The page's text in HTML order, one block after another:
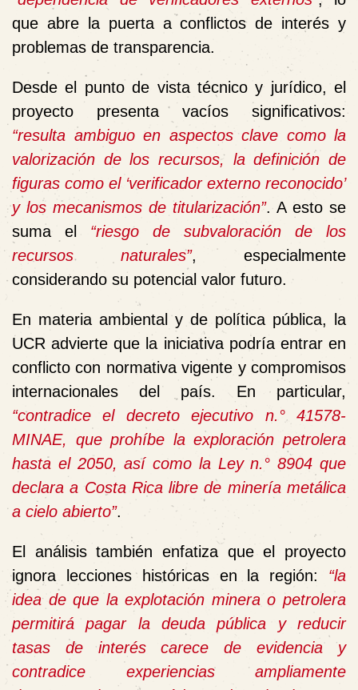
que abre la puerta a conflictos de interés y
problemas de transparencia.
Desde el punto de vista técnico y jurídico, el
proyecto presenta vacíos significativos:
“resulta ambiguo en aspectos clave como la
valorización de los recursos, la definición de
figuras como el ‘verificador externo reconocido’
y los mecanismos de titularización”. A esto se
suma el “riesgo de subvaloración de los
recursos naturales”, especialmente
considerando su potencial valor futuro.
En materia ambiental y de política pública, la
UCR advierte que la iniciativa podría entrar en
conflicto con normativa vigente y compromisos
internacionales del país. En particular,
“contradice el decreto ejecutivo n.° 41578-
MINAE, que prohíbe la exploración petrolera
hasta el 2050, así como la Ley n.° 8904 que
declara a Costa Rica libre de minería metálica
a cielo abierto”.
El análisis también enfatiza que el proyecto
ignora lecciones históricas en la región: “la
idea de que la explotación minera o petrolera
permitirá pagar la deuda pública y reducir
tasas de interés carece de evidencia y
contradice experiencias ampliamente